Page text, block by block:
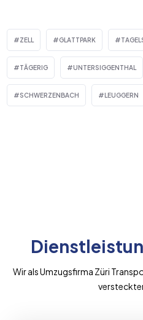
ZELL GLATTPARK
TÄGERIG UNTERSIGGENTHAL
SCHWERZENBACH LEUGGERN
Wir als Umzugsfirma Züri